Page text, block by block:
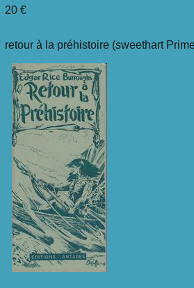
20 €
retour à la préhistoire (sweethart